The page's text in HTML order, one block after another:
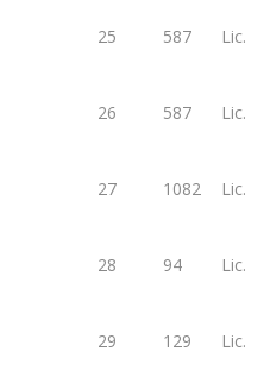
25 587 Lic.
26 587 Lic.
27 1082 Lic.
28 94 Lic.
29 129 Lic.